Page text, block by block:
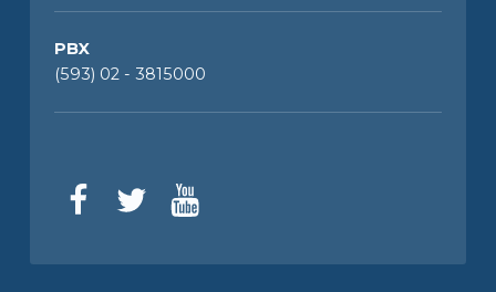
PBX
(593) 02 - 3815000